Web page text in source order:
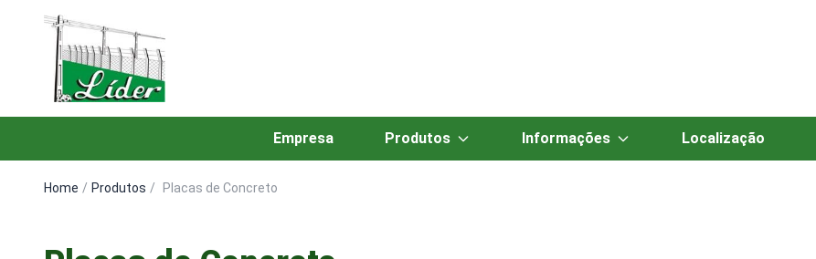
Empresa Produtos Informações Localização
Home / Produtos / Placas de Concreto